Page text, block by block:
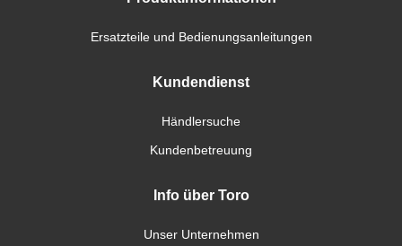
Ersatzteile und Bedienungsanleitungen
Kundendienst
Händlersuche
Kundenbetreuung
Info über Toro
Unser Unternehmen